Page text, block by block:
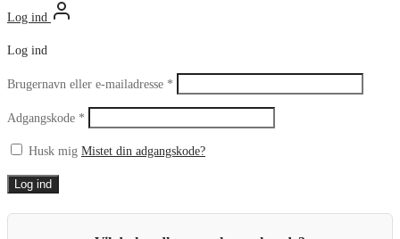
Log ind
Log ind
Brugernavn eller e-mailadresse *
Adgangskode *
Husk mig Mistet din adgangskode?
Log ind